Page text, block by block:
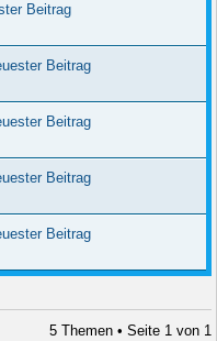
5 Themen • Seite 1 von 1